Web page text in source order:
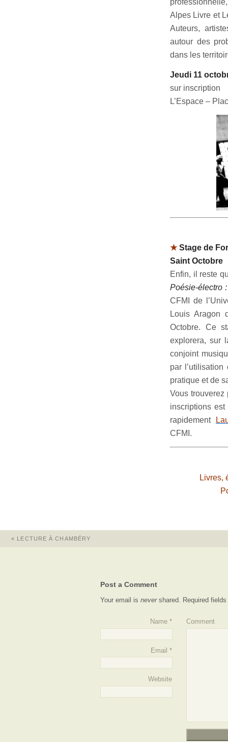
Alpes Livre et
Auteurs,
autour des
dans les
Jeudi 11
sur inscription
L’Espace –
★Stage de
Saint Octobre
Enfin, il reste
Poésie-électro
CFMI de
Louis Aragon
Octobre. Ce
explorera, sur
conjoint
par
pratique et de
Vous trouverez
inscriptions
rapidement
CFMI.
Livres,
« LECTURE À CHAMBÉRY
Post a Comment
Your email isnevershared. Required
Name *
Email *
Website
Comment